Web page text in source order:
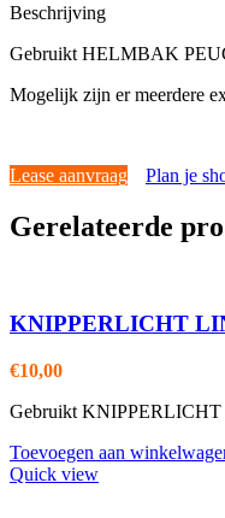
Beschrijving
Gebruikt HELMBAK
Mogelijk zijn er meerdere
Lease aanvraag Plan je
Gerelateerde
KNIPPERLICHT
€10,00
Gebruikt KNIPPERLICHT
Toevoegen aan
Quick view